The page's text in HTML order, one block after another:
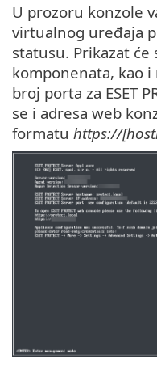
U prozoru konzole
virtualnog uređaja
statusu. Prikazat će
komponenata, kao i
broj porta za ESET
se i adresa web
formatu https://